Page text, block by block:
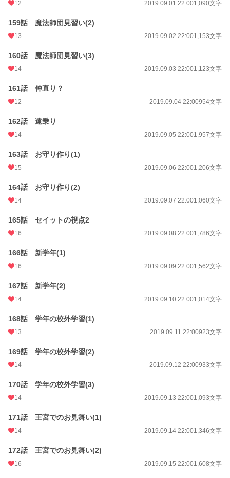
12 2019.09.01 22:001,090文字
159話 魔法師団見習い(2)
13 2019.09.02 22:001,153文字
160話 魔法師団見習い(3)
14 2019.09.03 22:001,123文字
161話 仲直り？
12 2019.09.04 22:00954文字
162話 遠乗り
14 2019.09.05 22:001,957文字
163話 お守り作り(1)
15 2019.09.06 22:001,206文字
164話 お守り作り(2)
14 2019.09.07 22:001,060文字
165話 セイットの視点2
16 2019.09.08 22:001,786文字
166話 新学年(1)
16 2019.09.09 22:001,562文字
167話 新学年(2)
14 2019.09.10 22:001,014文字
168話 学年の校外学習(1)
13 2019.09.11 22:00923文字
169話 学年の校外学習(2)
14 2019.09.12 22:00933文字
170話 学年の校外学習(3)
14 2019.09.13 22:001,093文字
171話 王宮でのお見舞い(1)
14 2019.09.14 22:001,346文字
172話 王宮でのお見舞い(2)
16 2019.09.15 22:001,608文字